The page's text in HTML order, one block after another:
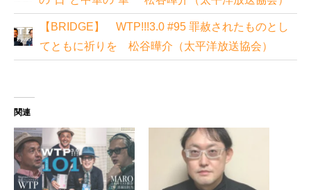
【BRIDGE】 WTP!!!3.0 #95 罪赦されたものとし
てともに祈りを 松谷曄介（太平洋放送協会）
関連